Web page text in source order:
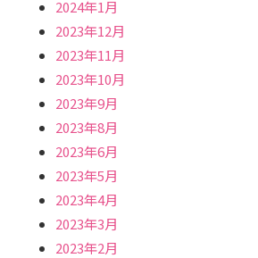
2024年1月
2023年12月
2023年11月
2023年10月
2023年9月
2023年8月
2023年6月
2023年5月
2023年4月
2023年3月
2023年2月